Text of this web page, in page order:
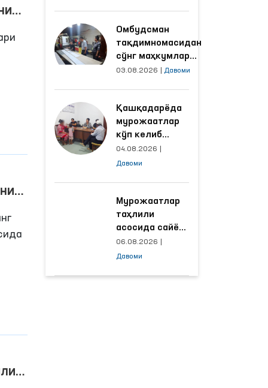
Омбудсман
тақдимномасидан
сўнг маҳкумлар
меҳнат қилаётган
яхшиланди
03.08.2026 Давоми
Қашқадарёда
мурожаатлар
кўп келиб
тушаётган
ҳудудлар
ишлаш йўлга
қўйилди
04.08.2026
Давоми
Мурожаатлар
таҳлили
асосида сайёр
қабул
ўтказиладиган
06.08.2026
Давоми